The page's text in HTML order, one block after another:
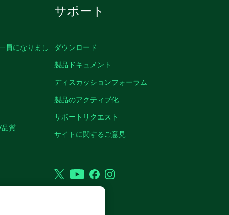
員になりまし
質
サポート
ダウンロード
製品ドキュメント
ディスカッションフォーラム
製品のアクティブ化
サポートリクエスト
サイトに関するご意見
TwitterYouTubeFacebookInstagram